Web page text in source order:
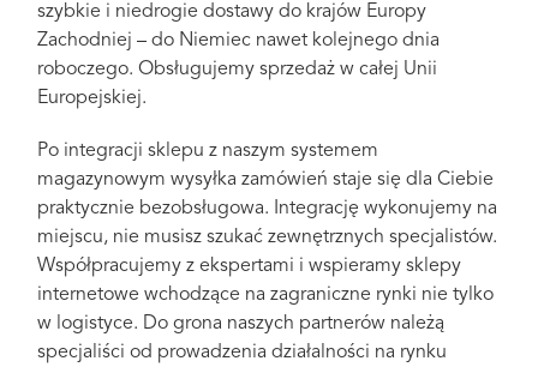
szybkie i niedrogie dostawy do krajów Europy
Zachodniej – do Niemiec nawet kolejnego dnia
roboczego. Obsługujemy sprzedaż w całej Unii
Europejskiej.
Po integracji sklepu z naszym systemem
magazynowym wysyłka zamówień staje się dla Ciebie
praktycznie bezobsługowa. Integrację wykonujemy na
miejscu, nie musisz szukać zewnętrznych specjalistów.
Współpracujemy z ekspertami i wspieramy sklepy
internetowe wchodzące na zagraniczne rynki nie tylko
w logistyce. Do grona naszych partnerów należą
specjaliści od prowadzenia działalności na rynku